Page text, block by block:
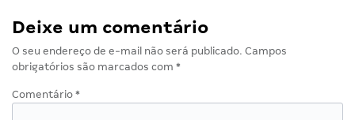
Deixe um comentário
O seu endereço de e-mail não será publicado. Campos
obrigatórios são marcados com *
Comentário *